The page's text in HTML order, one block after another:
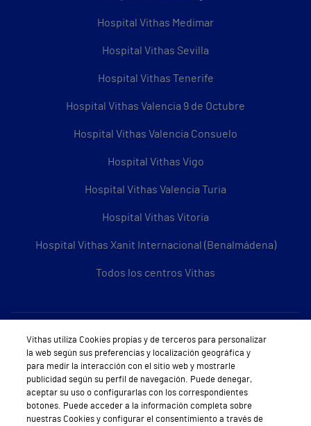
Hospital Vithas Medimar
Hospital Vithas Sevilla
Hospital Vithas Tenerife
Hospital Vithas Valencia 9 de Octubre
Hospital Vithas Valencia Consuelo
Hospital Vithas Vigo
Hospital Vithas Valencia Turia
Hospital Vithas Vitoria
Hospital Vithas Xanit Internacional (Benalmádena)
Todos los centros Vithas
Sobre Vithas
Quiénes somos
Trabajar en Vithas
Teléfono Cita Médica
Vithas utiliza Cookies propias y de terceros para personalizar
la web según sus preferencias y localización geográfica y
para medir la interacción con el sitio web y mostrarle
publicidad según su perfil de navegación. Puede denegar,
aceptar su uso o configurarlas con los correspondientes
botones. Puede acceder a la información completa sobre
nuestras Cookies y configurar el consentimiento a través de